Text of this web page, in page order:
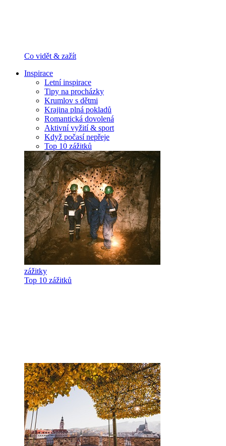
Co vidět & zažít
Inspirace
Letní inspirace
Tipy na procházky
Krumlov s dětmi
Krajina plná pokladů
Romantická dovolená
Aktivní vyžití & sport
Když počasí nepřeje
Top 10 zážitků
zážitky
Top 10 zážitků